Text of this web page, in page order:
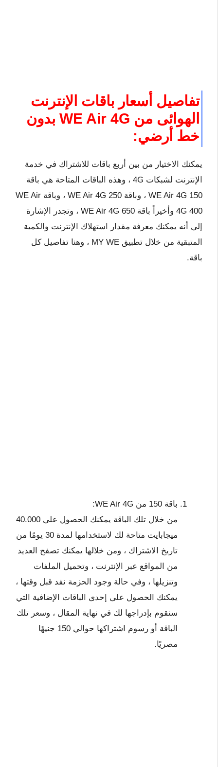
تفاصيل أسعار باقات الإنترنت
الهوائى من WE Air 4G بدون
خط أرضي:
يمكنك الاختيار من بين أربع باقات للاشتراك في خدمة
الإنترنت لشبكات 4G ، وهذه الباقات المتاحة هي باقة
WE Air 4G 150 ، وباقة WE Air 4G 250 ، وباقة WE Air
4G 400 وأخيراً باقة WE Air 4G 650 ، وتجدر الإشارة
إلى أنه يمكنك معرفة مقدار استهلاك الإنترنت والكمية
المتبقية من خلال تطبيق MY WE ، وهنا تفاصيل كل
باقة.
باقة 150 من WE Air 4G:
من خلال تلك الباقة يمكنك الحصول على 40.000
ميجابايت متاحة لك لاستخدامها لمدة 30 يومًا من
تاريخ الاشتراك ، ومن خلالها يمكنك تصفح العديد
من المواقع عبر الإنترنت ، وتحميل الملفات
وتنزيلها ، وفي حالة وجود الحزمة نفد قبل وقتها ،
يمكنك الحصول على إحدى الباقات الإضافية التي
سنقوم بإدراجها لك في نهاية المقال ، وسعر تلك
الباقة أو رسوم اشتراكها حوالي 150 جنيهًا
مصريًا.